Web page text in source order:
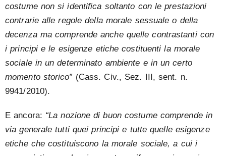
costume non si identifica soltanto con le prestazioni
contrarie alle regole della morale sessuale o della
decenza ma comprende anche quelle contrastanti con
i principi e le esigenze etiche costituenti la morale
sociale in un determinato ambiente e in un certo
momento storico”(Cass. Civ., Sez. III, sent. n.
9941/2010).
E ancora: “La nozione di buon costume comprende in
via generale tutti quei principi e tutte quelle esigenze
etiche che costituiscono la morale sociale, a cui i